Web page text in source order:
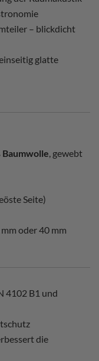
– blickdicht
glatte
Baumwolle, gewebt
Seite)
mm oder 40 mm
4102 B1 und
die